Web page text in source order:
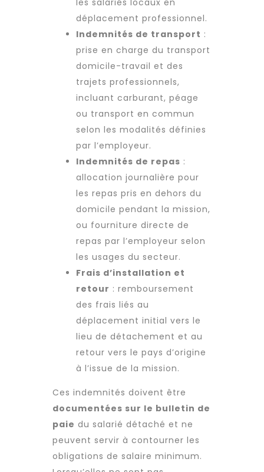
les salariés locaux en
déplacement professionnel.
Indemnités de transport :
prise en charge du transport
domicile-travail et des
trajets professionnels,
incluant carburant, péage
ou transport en commun
selon les modalités définies
par l’employeur.
Indemnités de repas :
allocation journalière pour
les repas pris en dehors du
domicile pendant la mission,
ou fourniture directe de
repas par l’employeur selon
les usages du secteur.
Frais d’installation et
retour : remboursement
des frais liés au
déplacement initial vers le
lieu de détachement et au
retour vers le pays d’origine
à l’issue de la mission.
Ces indemnités doivent être
documentées sur le bulletin de
paie du salarié détaché et ne
peuvent servir à contourner les
obligations de salaire minimum.